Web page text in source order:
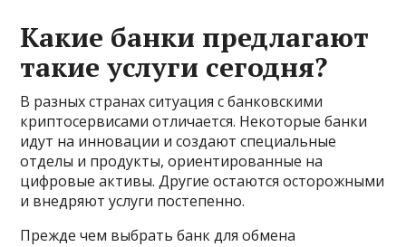
Какие банки предлагают
такие услуги сегодня?
В разных странах ситуация с банковскими
криптосервисами отличается. Некоторые банки
идут на инновации и создают специальные
отделы и продукты, ориентированные на
цифровые активы. Другие остаются осторожными
и внедряют услуги постепенно.
Прежде чем выбрать банк для обмена